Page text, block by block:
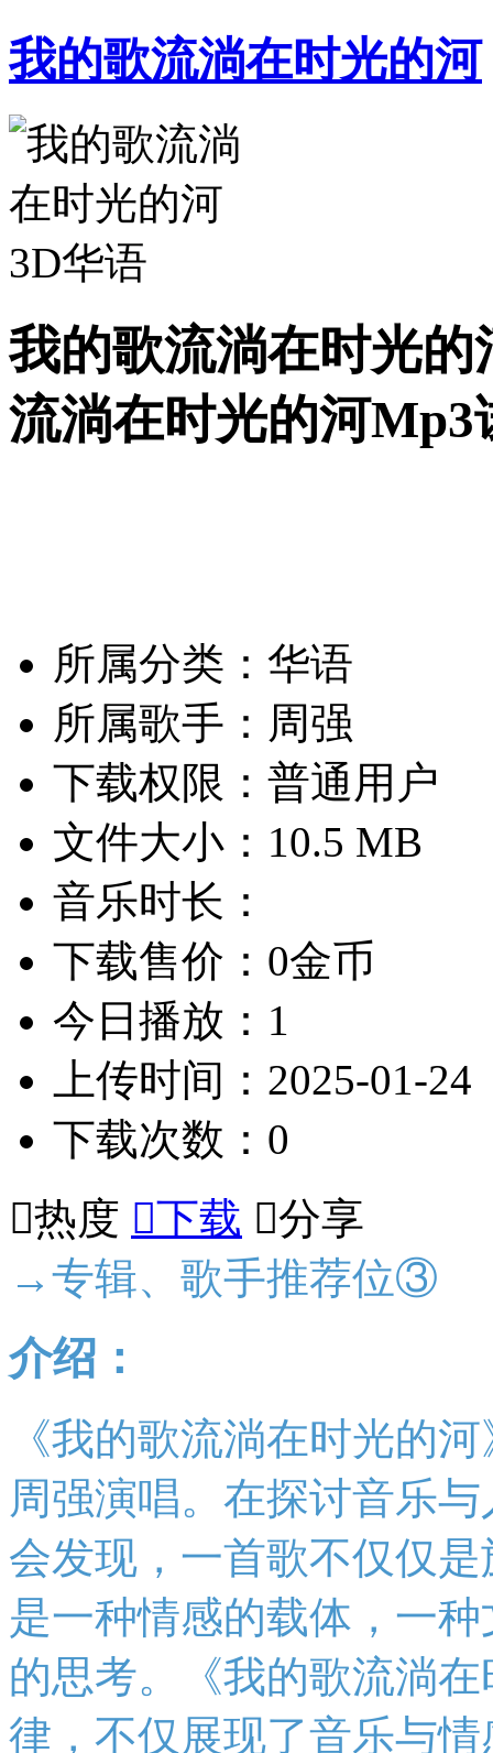
我的歌流淌在时光的河
我的歌流淌在时光
流淌在时光的河Mp3
所属分类：华语
所属歌手：周强
下载权限：普通用户
文件大小：10.5 MB
音乐时长：
下载售价：0金币
今日播放：1
上传时间：2025-01-24
下载次数：0
热度 下载 分享
→专辑、歌手推荐位③
介绍：
《我的歌流淌在时光的
周强演唱。在探讨音乐
会发现，一首歌不仅仅
是一种情感的载体，一
的思考。《我的歌流淌
律，不仅展现了音乐与